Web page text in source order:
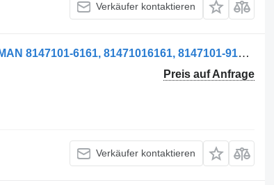
Verkäufer kontaktieren
Pompa Servodirecție Fahrerhauspumpe für MAN 8147101-6161, 81471016161, 8147101-9161, 81471019161, 8147101-9136, 81471019136, 8147101-6136, 81471016136, KS00000438, 8147101-6090, 81471016090 LKW
Preis auf Anfrage
Verkäufer kontaktieren